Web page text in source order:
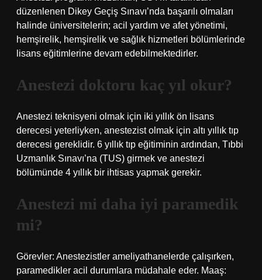
düzenlenen Dikey Geçiş Sınavı’nda başarılı olmaları
halinde üniversitelerin; acil yardım ve afet yönetimi,
hemşirelik, hemşirelik ve sağlık hizmetleri bölümlerinde
lisans eğitimlerine devam edebilmektedirler.
Anestezi doktoru kaç yıl okur?
Anestezi teknisyeni olmak için iki yıllık ön lisans
derecesi yeterliyken, anestezist olmak için altı yıllık tıp
derecesi gereklidir. 6 yıllık tıp eğitiminin ardından, Tıbbi
Uzmanlık Sınavı’na (TUS) girmek ve anestezi
bölümünde 4 yıllık bir ihtisas yapmak gerekir.
Anestezi mi daha iyi paramedik
mi?
Görevler: Anestezistler ameliyathanelerde çalışırken,
paramedikler acil durumlara müdahale eder. Maaş: